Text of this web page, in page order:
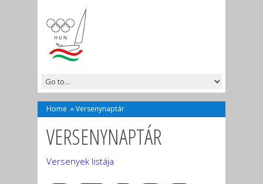
Home »Versenynaptár
VERSENYNAPTÁR
Versenyek listája